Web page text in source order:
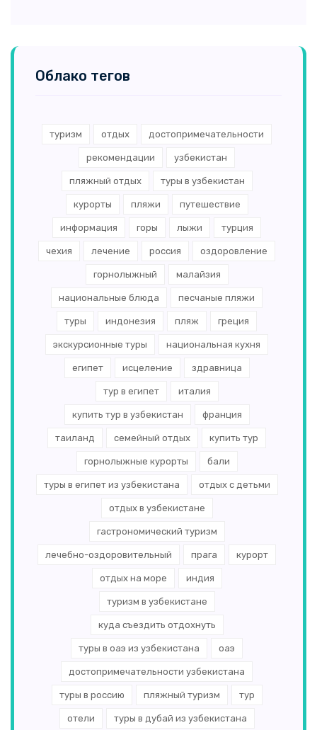
Облако тегов
туризм отдых достопримечательности
рекомендации узбекистан
пляжный отдых туры в узбекистан
курорты пляжи путешествие
информация горы лыжи турция
чехия лечение россия оздоровление
горнолыжный малайзия
национальные блюда песчаные пляжи
туры индонезия пляж греция
экскурсионные туры национальная кухня
египет исцеление здравница
тур в египет италия
купить тур в узбекистан франция
таиланд семейный отдых купить тур
горнолыжные курорты бали
туры в египет из узбекистана отдых с детьми
отдых в узбекистане
гастрономический туризм
лечебно-оздоровительный прага курорт
отдых на море индия
туризм в узбекистане
куда съездить отдохнуть
туры в оаэ из узбекистана оаэ
достопримечательности узбекистана
туры в россию пляжный туризм тур
отели туры в дубай из узбекистана